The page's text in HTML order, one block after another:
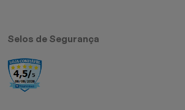
Selos de Segurança